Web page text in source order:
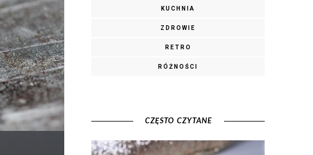
KUCHNIA
ZDROWIE
RETRO
RÓŻNOŚCI
CZĘSTO CZYTANE